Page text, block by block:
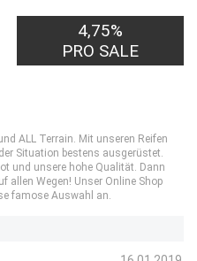
4,75%
PRO SALE
ALL Terrain. Mit unseren Reifen
Situation bestens ausgerüstet.
und unsere hohe Qualität. Dann
allen Wegen! Unser Online Shop
famose Auswahl an.